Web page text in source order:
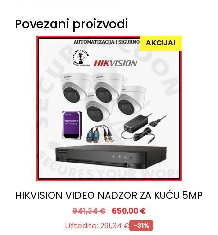
Povezani proizvodi
AKCIJA!
HIKVISION VIDEO NADZOR ZA KUĆU 5MP
941,34€ 650,00€
Uštedite: 291,34 € -31%